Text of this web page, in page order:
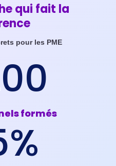
qui fait la
pour les PME
formés
%